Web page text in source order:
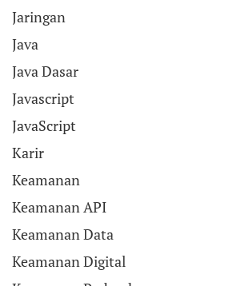
Jaringan
Java
Java Dasar
Javascript
JavaScript
Karir
Keamanan
Keamanan API
Keamanan Data
Keamanan Digital